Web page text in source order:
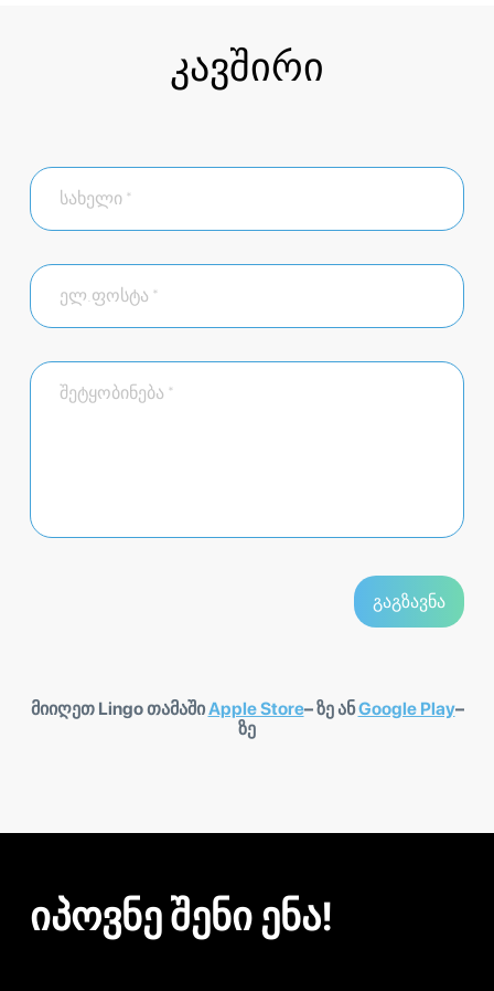
კავშირი
მიიღეთ Lingo თამაშიApple Store– ზე ანGoogle Play–
ზე
იპოვნე შენი ენა!